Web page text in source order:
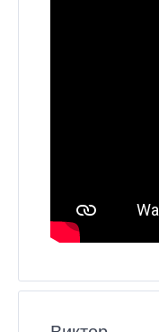
ОПЛАТА-ONLINE